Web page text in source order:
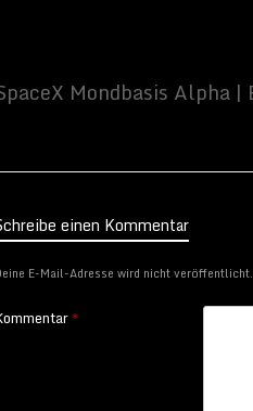
einen Kommentar
E-Mail-Adresse wird nicht veröffentlicht.
*